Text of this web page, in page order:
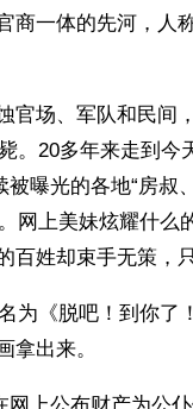
一体的先河，人
官场、军队和民间
。20多年来走到今
曝光的各地“房叔
网上美妹炫耀什么
姓却束手无策，
为《脱吧！到你了
拿出来。